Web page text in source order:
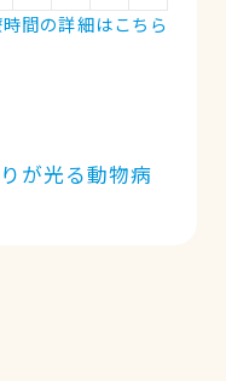
目の前の愛犬を
年目を生きて
水も飲みま
るし、オシッ
食欲がない時
ことも増えた
てます。 いち
間の詳細はこちら
が光る動物病